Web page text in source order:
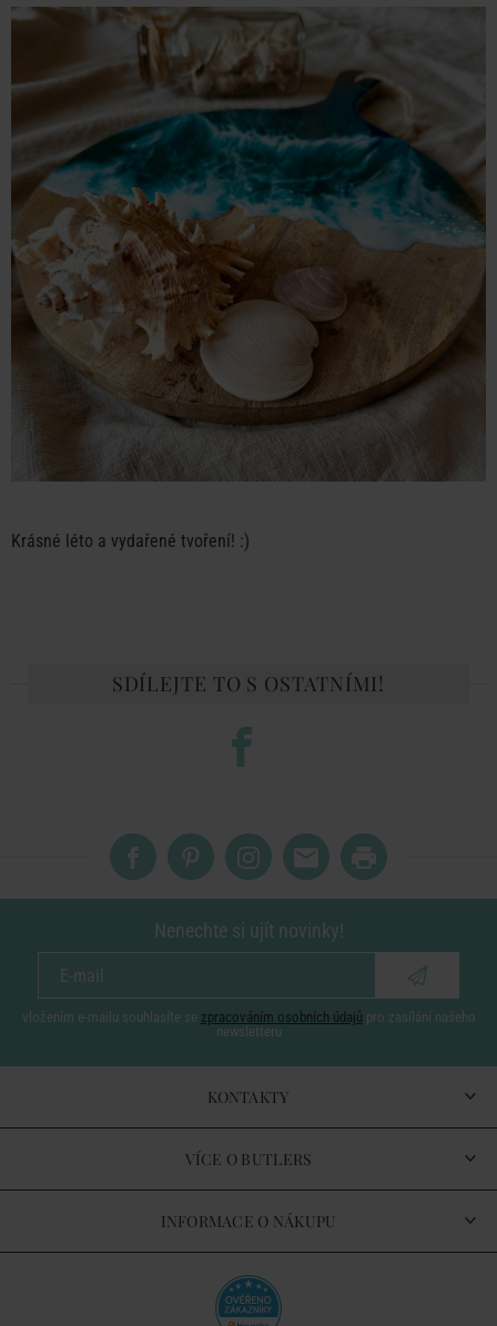
Krásné léto a vydařené tvoření! :)
SDÍLEJTE TO S OSTATNÍMI!
Nenechte si ujít novinky!
vložením e-mailu souhlasíte se zpracováním osobních údajů pro zasílání našeho
newsletteru
KONTAKTY
VÍCE O BUTLERS
INFORMACE O NÁKUPU